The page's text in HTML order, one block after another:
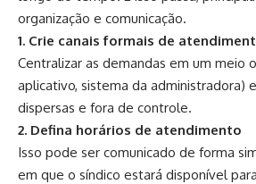
organização e comunicação.
1. Crie canais formais de
Centralizar as demandas em um meio
aplicativo, sistema da administradora)
dispersas e fora de controle.
2. Defina horários de atendimento
Isso pode ser comunicado de forma
em que o síndico estará disponível